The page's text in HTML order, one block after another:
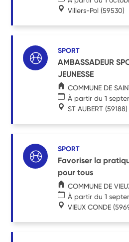
Villers-Pol (59530)
SPORT
AMBASSADEUR
JEUNESSE
COMMUNE DE
À partir du 1
ST AUBERT (59188)
SPORT
Favoriser la
pour tous
COMMUNE DE
À partir du 1
VIEUX CONDE